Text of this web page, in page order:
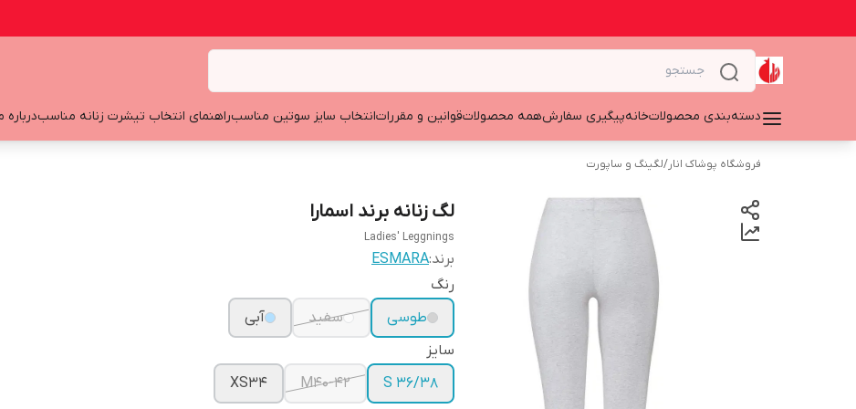
دسته‌بندی محصولاتخانهپیگیری سفارشهمه محصولاتقوانین و مقرراتانتخاب سایز سوتین مناسبراهنمای انتخاب تیشرت زنانه مناسبدرباره
فروشگاه پوشاک انار/لگینگ و ساپورت
لگ زنانه برند اسمارا
Ladies' Leggnings
برند:ESMARA
رنگ
طوسی
سفید
آبی
سایز
S 36/38
M40-42
XS34